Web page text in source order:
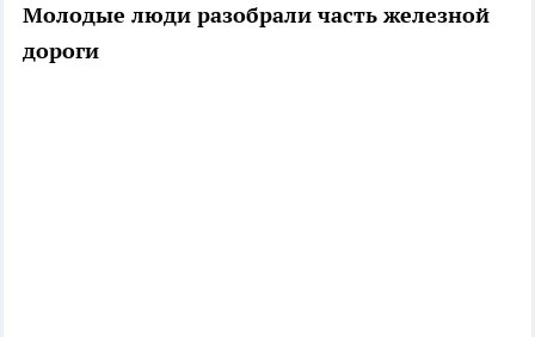
Молодые люди разобрали часть железной
дороги